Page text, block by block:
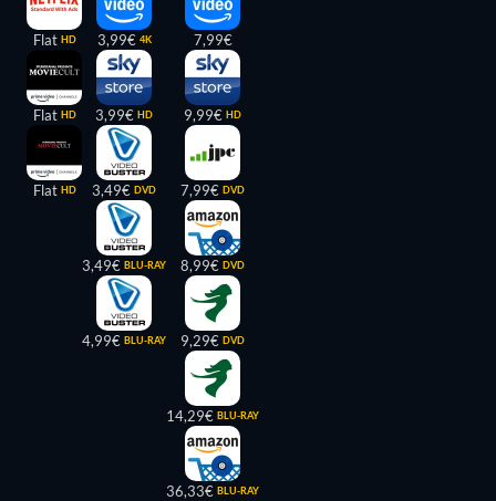
Flat HD
Flat HD
Flat HD
3,99€ 4K
3,99€ HD
3,49€ DVD
3,49€ BLU-RAY
4,99€ BLU-RAY
7,99€
9,99€ HD
7,99€ DVD
8,99€ DVD
9,29€ DVD
14,29€ BLU-RAY
36,33€ BLU-RAY